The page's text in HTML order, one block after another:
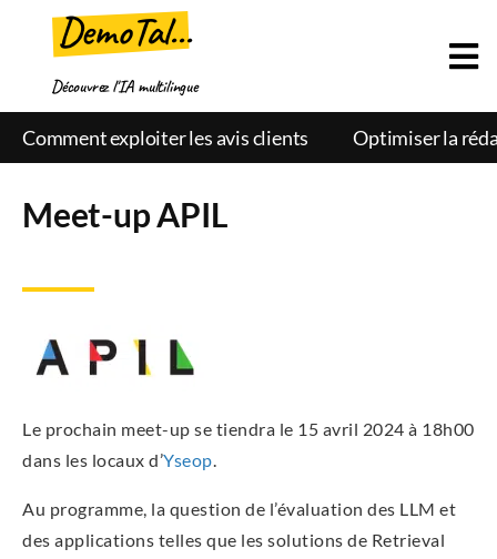
DemoTal...
Découvrez l'IA multilingue
Comment exploiter les avis clients Optimiser la
Meet-up APIL
Le pro­chain meet-up se tien­dra le 15 avril 2024 à 18h00
dans les locaux d’Yseop.
Au pro­gramme, la ques­tion de l’é­va­lua­tion des LLM et
des appli­ca­tions telles que les solu­tions de Retrie­val